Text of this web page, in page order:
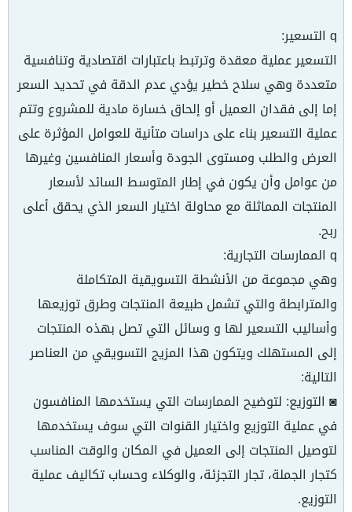
q التسعير:
التسعير عملية معقدة وترتبط باعتبارات اقتصادية وتنافسية
متعددة وهي سلاح خطير يؤدي عدم الدقة في تحديد السعر
إما إلى فقدان العميل أو إلحاق خسارة مادية للمشروع وتتم
عملية التسعير بناء على دراسات متأنية للعوامل المؤثرة على
العرض والطلب ومستوى الجودة وأسعار المنافسين وغيرها
من عوامل وأن يكون في إطار المتوسط السائد لأسعار
المنتجات المماثلة مع محاولة اختيار السعر الذي يحقق أعلى
ربح.
q الممارسات التجارية:
وهي مجموعة من الأنشطة التسويقية المتكاملة
والمترابطة والتي تشمل طبيعة المنتجات وطرق توزيعها
وأساليب التسعير لها و وسائل التي تصل بهذه المنتجات
إلى المستهلك ويتكون هذا المزيج التسويقي من العناصر
التالية:
◙ التوزيع: لتوضيح الممارسات التي يستخدمها المنافسون
في عملية التوزيع واختيار القنوات التي سوف يستخدمها
لتوصيل المنتجات إلى العميل في المكان والوقت المناسب
كتجار الجملة، تجار التجزئة، والوكلاء وحساب تكاليف عملية
التوزيع.